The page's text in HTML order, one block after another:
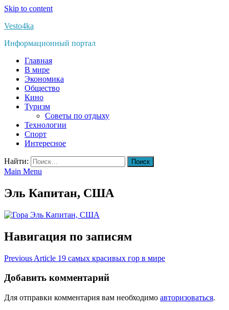
Skip to content
Vesto4ka
Информационный портал
Главная
В мире
Экономика
Общество
Кино
Туризм
Советы по отдыху
Технологии
Спорт
Интересное
Найти:
Main Menu
Эль Капитан, США
Навигация по записям
Previous Article 19 самых красивых гор в мире
Добавить комментарий
Для отправки комментария вам необходимо авторизоваться.